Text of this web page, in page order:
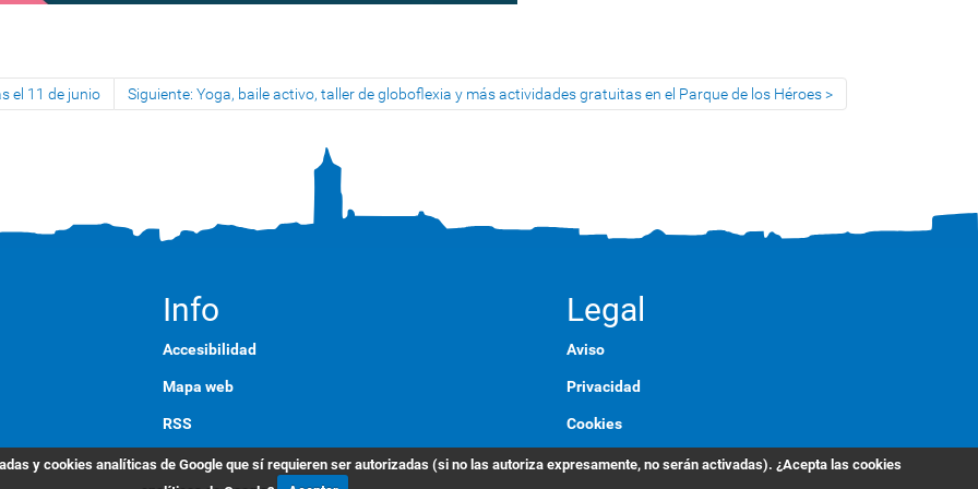
el 11 de junio Siguiente: Yoga, baile activo, taller de globoflexia y más actividades gratuitas en el Parque de los Héroes
Info
Accesibilidad
Mapa web
RSS
English
Legal
Aviso
Privacidad
Cookies
Marca
y cookies analíticas de Google que sí requieren ser autorizadas (si no las autoriza expresamente, no serán activadas). ¿Acepta las cookies